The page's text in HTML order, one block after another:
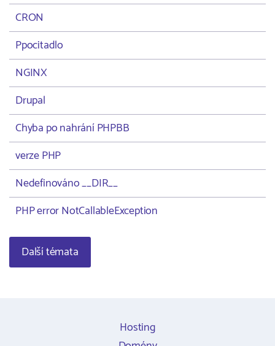
CRON
Ppocitadlo
NGINX
Drupal
Chyba po nahrání PHPBB
verze PHP
Nedefinováno __DIR__
PHP error NotCallableException
Další témata
Hosting